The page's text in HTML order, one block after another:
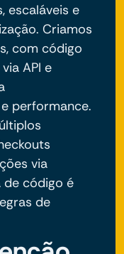
escaláveis e
Criamos
com código
API e
performance.
via
de código é
de